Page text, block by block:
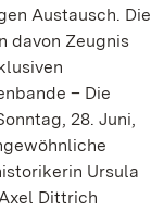
Austausch. Die
davon Zeugnis
– Die
28. Juni,
Ursula
Dittrich